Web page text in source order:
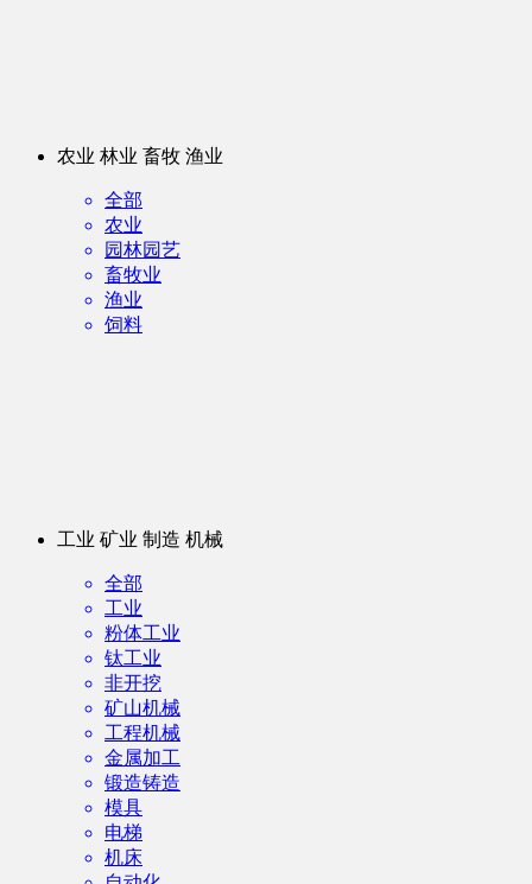
农业 林业 畜牧 渔业
全部
农业
园林园艺
畜牧业
渔业
饲料
工业 矿业 制造 机械
全部
工业
粉体工业
钛工业
非开挖
矿山机械
工程机械
金属加工
锻造铸造
模具
电梯
机床